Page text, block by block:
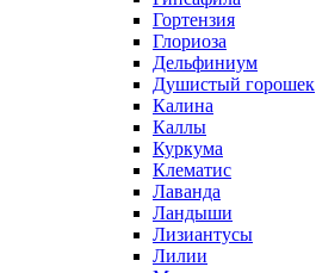
Гортензия
Глориоза
Дельфиниум
Душистый горошек
Калина
Каллы
Куркума
Клематис
Лаванда
Ландыши
Лизиантусы
Лилии